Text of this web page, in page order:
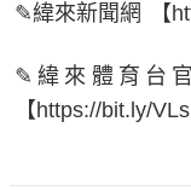
✎緯來新聞網 【
✎緯來體育台官
【https://bit.ly/